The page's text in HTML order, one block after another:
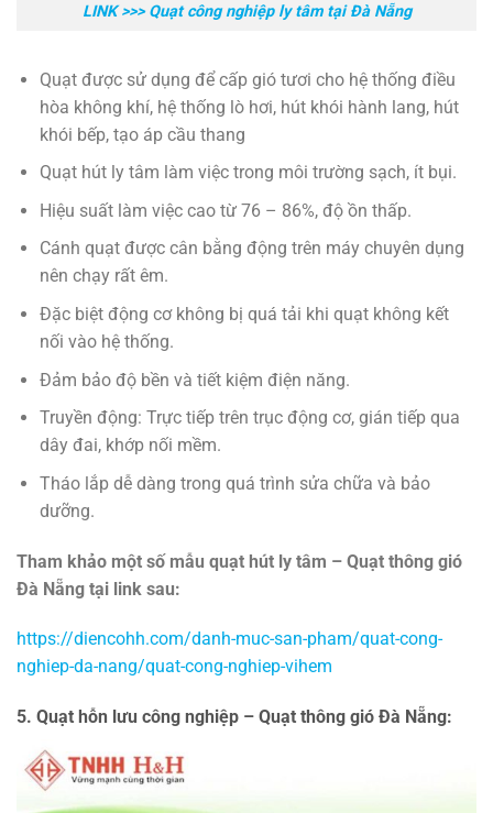
LINK >>> Quạt công nghiệp ly tâm tại Đà Nẵng
Quạt được sử dụng để cấp gió tươi cho hệ thống điều
hòa không khí, hệ thống lò hơi, hút khói hành lang, hút
khói bếp, tạo áp cầu thang
Quạt hút ly tâm làm việc trong môi trường sạch, ít bụi.
Hiệu suất làm việc cao từ 76 – 86%, độ ồn thấp.
Cánh quạt được cân bằng động trên máy chuyên dụng
nên chạy rất êm.
Đặc biệt động cơ không bị quá tải khi quạt không kết
nối vào hệ thống.
Đảm bảo độ bền và tiết kiệm điện năng.
Truyền động: Trực tiếp trên trục động cơ, gián tiếp qua
dây đai, khớp nối mềm.
Tháo lắp dễ dàng trong quá trình sửa chữa và bảo
dưỡng.
Tham khảo một số mẫu quạt hút ly tâm – Quạt thông gió
Đà Nẵng tại link sau:
https://diencohh.com/danh-muc-san-pham/quat-cong-
nghiep-da-nang/quat-cong-nghiep-vihem
5. Quạt hỗn lưu công nghiệp – Quạt thông gió Đà Nẵng: